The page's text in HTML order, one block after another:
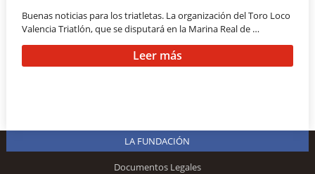
Buenas noticias para los triatletas. La organización del Toro Loco
Valencia Triatlón, que se disputará en la Marina Real de …
Leer más
LA FUNDACIÓN
Documentos Legales